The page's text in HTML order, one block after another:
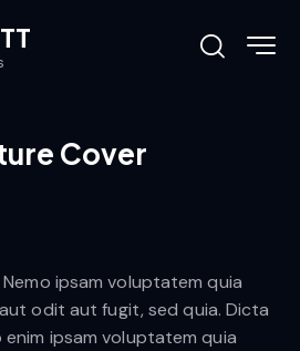
TT
Cover
ipsam voluptatem quia
odit aut fugit, sed quia. Dicta
ipsam voluptatem quia